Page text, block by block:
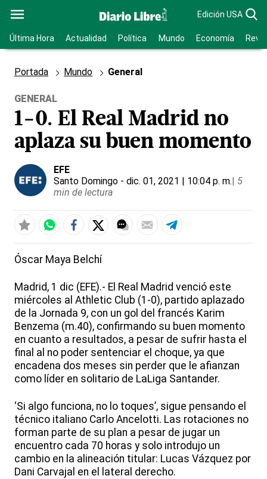
Edición USA
Última Hora Actualidad Política Mundo Economía
Portada Mundo General
GENERAL
1-0. El Real Madrid no
aplaza su buen momento
EFE
Santo Domingo - dic. 01, 2021 | 10:04 p. m.| 5
min de lectura
Óscar Maya Belchí
Madrid, 1 dic (EFE).- El Real Madrid venció este
miércoles al Athletic Club (1-0), partido aplazado
de la Jornada 9, con un gol del francés Karim
Benzema (m.40), confirmando su buen momento
en cuanto a resultados, a pesar de sufrir hasta el
final al no poder sentenciar el choque, ya que
encadena dos meses sin perder que le afianzan
como líder en solitario de LaLiga Santander.
‘Si algo funciona, no lo toques’, sigue pensando el
técnico italiano Carlo Ancelotti. Las rotaciones no
forman parte de su plan a pesar de jugar un
encuentro cada 70 horas y solo introdujo un
cambio en la alineación titular: Lucas Vázquez por
Dani Carvajal en el lateral derecho.